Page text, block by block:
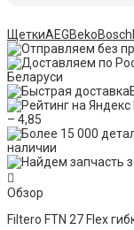
ЩеткиAEGBekoBosch
Беларуси
– 4,85
наличии
Обзор
Filtero FTN 27 Flex